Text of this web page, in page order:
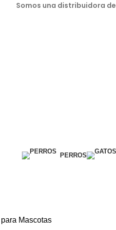
Somos una distribuidora de
PERROS
Mascotas